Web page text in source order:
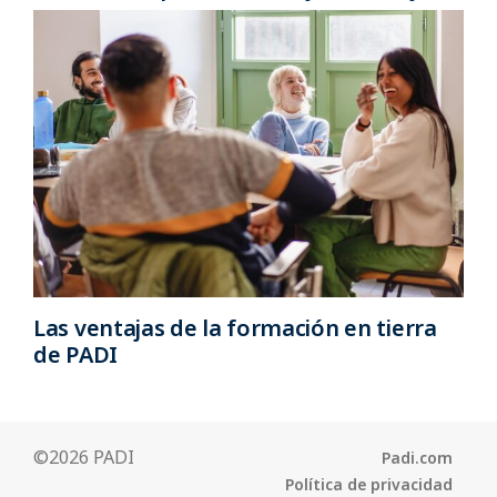
Las ventajas de la formación en tierra
de PADI
©2026 PADI
Padi.com
Política de privacidad